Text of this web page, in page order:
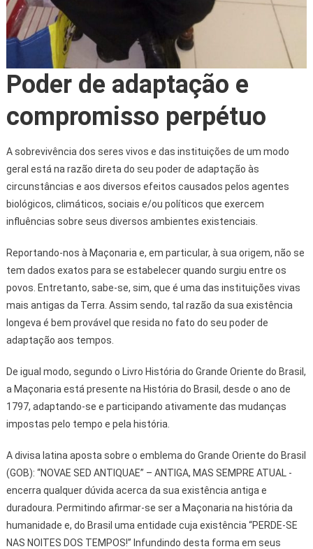
Poder de adaptação e
compromisso perpétuo
A sobrevivência dos seres vivos e das instituições de um modo
geral está na razão direta do seu poder de adaptação às
circunstâncias e aos diversos efeitos causados pelos agentes
biológicos, climáticos, sociais e/ou políticos que exercem
influências sobre seus diversos ambientes existenciais.
Reportando-nos à Maçonaria e, em particular, à sua origem, não se
tem dados exatos para se estabelecer quando surgiu entre os
povos. Entretanto, sabe-se, sim, que é uma das instituições vivas
mais antigas da Terra. Assim sendo, tal razão da sua existência
longeva é bem provável que resida no fato do seu poder de
adaptação aos tempos.
De igual modo, segundo o Livro História do Grande Oriente do Brasil,
a Maçonaria está presente na História do Brasil, desde o ano de
1797, adaptando-se e participando ativamente das mudanças
impostas pelo tempo e pela história.
A divisa latina aposta sobre o emblema do Grande Oriente do Brasil
(GOB): “NOVAE SED ANTIQUAE” – ANTIGA, MAS SEMPRE ATUAL -
encerra qualquer dúvida acerca da sua existência antiga e
duradoura. Permitindo afirmar-se ser a Maçonaria na história da
humanidade e, do Brasil uma entidade cuja existência “PERDE-SE
NAS NOITES DOS TEMPOS!” Infundindo desta forma em seus